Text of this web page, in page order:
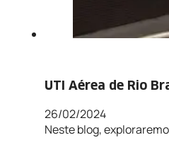
UTI Aérea de Rio
26/02/2024
Neste blog,